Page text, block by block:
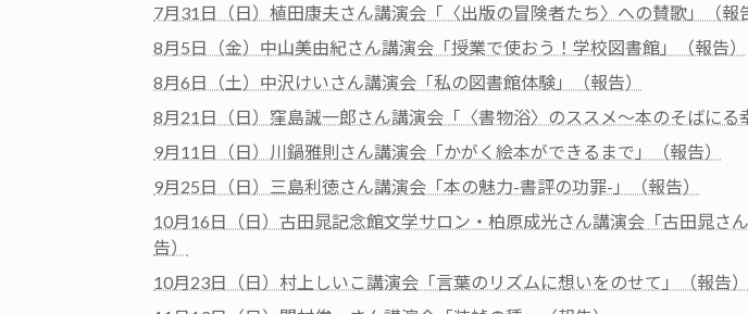
7月31日（日）植田康夫さん講演会「〈出版の冒険者たち〉への賛歌」（報
8月5日（金）中山美由紀さん講演会「授業で使おう！学校図書館」（報告）
8月6日（土）中沢けいさん講演会「私の図書館体験」（報告）
8月21日（日）窪島誠一郎さん講演会「〈書物浴〉のススメ～本のそばにる
9月11日（日）川鍋雅則さん講演会「かがく絵本ができるまで」（報告）
9月25日（日）三島利徳さん講演会「本の魅力-書評の功罪-」（報告）
10月16日（日）古田晁記念館文学サロン・柏原成光さん講演会「古田晁さ
告）
10月23日（日）村上しいこ講演会「言葉のリズムに想いをのせて」（報告）